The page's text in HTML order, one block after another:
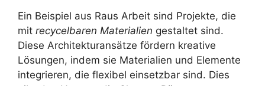
Ein Beispiel aus Raus Arbeit sind Projekte, die
mit recycelbaren Materialien gestaltet sind.
Diese Architekturansätze fördern kreative
Lösungen, indem sie Materialien und Elemente
integrieren, die flexibel einsetzbar sind. Dies